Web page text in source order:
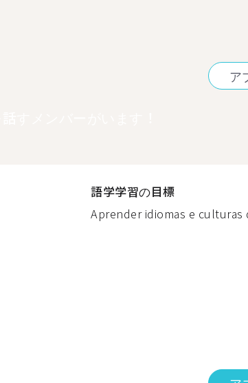
ア
語学学習の目標
Aprender idiomas e culturas